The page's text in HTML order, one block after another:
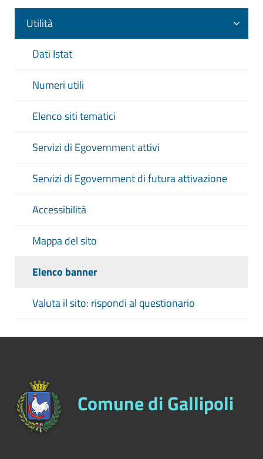
Utilità
Dati Istat
Numeri utili
Elenco siti tematici
Servizi di Egovernment attivi
Servizi di Egovernment di futura attivazione
Accessibilità
Mappa del sito
Elenco banner
Valuta il sito: rispondi al questionario
Comune di Gallipoli